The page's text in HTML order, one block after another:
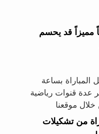
مميزاً قد يحسم
المباراة بساعة
عدة قنوات رياضية
خلال موقعنا
من تشكيلات